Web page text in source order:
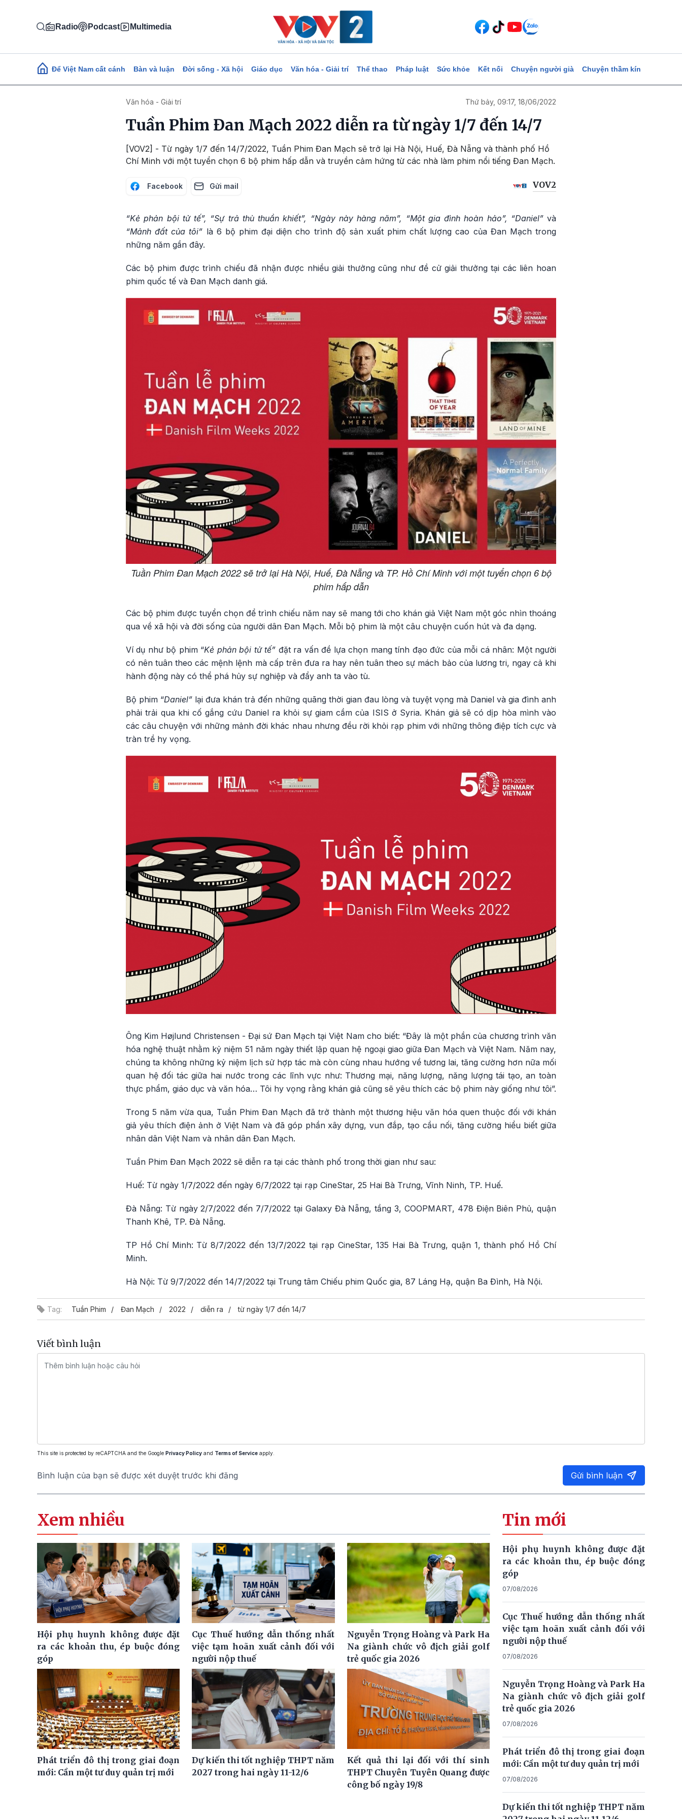
Radio Podcast Multimedia
Main navigation
Để Việt Nam cất cánh Bàn và luận Đời sống - Xã hội Giáo dục Văn hóa - Giải trí Thể thao Pháp luật Sức khỏe Kết nối Chuyện người già Chuyện thầm kín
Văn hóa - Giải trí Thứ bảy, 09:17, 18/06/2022
Tuần Phim Đan Mạch 2022 diễn ra từ ngày 1/7 đến 14/7
[VOV2] - Từ ngày 1/7 đến 14/7/2022, Tuần Phim Đan Mạch sẽ trở lại Hà Nội, Huế, Đà Nẵng và thành phố Hồ
Chí Minh với một tuyển chọn 6 bộ phim hấp dẫn và truyền cảm hứng từ các nhà làm phim nổi tiếng Đan Mạch.
Facebook Gửi mail VOV2
“Kẻ phản bội tử tế”, “Sự trả thù thuần khiết”, “Ngày này hàng năm”, “Một gia đình hoàn hảo”, “Daniel”và
“Mảnh đất của tôi” là 6 bộ phim đại diện cho trình độ sản xuất phim chất lượng cao của Đan Mạch trong
những năm gần đây.
Các bộ phim được trình chiếu đã nhận được nhiều giải thưởng cũng như đề cử giải thưởng tại các liên hoan
phim quốc tế và Đan Mạch danh giá.
Tuần Phim Đan Mạch 2022 sẽ trở lại Hà Nội, Huế, Đà Nẵng và TP. Hồ Chí Minh với một tuyển chọn 6 bộ
phim hấp dẫn
Các bộ phim được tuyển chọn để trình chiếu năm nay sẽ mang tới cho khán giả Việt Nam một góc nhìn thoáng
qua về xã hội và đời sống của người dân Đan Mạch. Mỗi bộ phim là một câu chuyện cuốn hút và đa dạng.
Ví dụ như bộ phim “Kẻ phản bội tử tế” đặt ra vấn đề lựa chọn mang tính đạo đức của mỗi cá nhân: Một người
có nên tuân theo các mệnh lệnh mà cấp trên đưa ra hay nên tuân theo sự mách bảo của lương tri, ngay cả khi
hành động này có thể phá hủy sự nghiệp và đẩy anh ta vào tù.
Bộ phim “Daniel” lại đưa khán trả đến những quãng thời gian đau lòng và tuyệt vọng mà Daniel và gia đình anh
phải trải qua khi cố gắng cứu Daniel ra khỏi sự giam cầm của ISIS ở Syria. Khán giả sẽ có dịp hòa mình vào
các câu chuyện với những mảnh đời khác nhau nhưng đều rời khỏi rạp phim với những thông điệp tích cực và
tràn trề hy vọng.
Ông Kim Højlund Christensen - Đại sứ Đan Mạch tại Việt Nam cho biết: “Đây là một phần của chương trình văn
hóa nghệ thuật nhằm kỷ niệm 51 năm ngày thiết lập quan hệ ngoại giao giữa Đan Mạch và Việt Nam. Năm nay,
chúng ta không những kỷ niệm lịch sử hợp tác mà còn cùng nhau hướng về tương lai, tăng cường hơn nữa mối
quan hệ đối tác giữa hai nước trong các lĩnh vực như: Thương mại, năng lượng, năng lượng tái tạo, an toàn
thực phẩm, giáo dục và văn hóa… Tôi hy vọng rằng khán giả cũng sẽ yêu thích các bộ phim này giống như tôi”.
Trong 5 năm vừa qua, Tuần Phim Đan Mạch đã trở thành một thương hiệu văn hóa quen thuộc đối với khán
giả yêu thích điện ảnh ở Việt Nam và đã góp phần xây dựng, vun đắp, tạo cầu nối, tăng cường hiểu biết giữa
nhân dân Việt Nam và nhân dân Đan Mạch.
Tuần Phim Đan Mạch 2022 sẽ diễn ra tại các thành phố trong thời gian như sau:
Huế: Từ ngày 1/7/2022 đến ngày 6/7/2022 tại rạp CineStar, 25 Hai Bà Trưng, Vĩnh Ninh, TP. Huế.
Đà Nẵng: Từ ngày 2/7/2022 đến 7/7/2022 tại Galaxy Đà Nẵng, tầng 3, COOPMART, 478 Điện Biên Phủ, quận
Thanh Khê, TP. Đà Nẵng.
TP Hồ Chí Minh: Từ 8/7/2022 đến 13/7/2022 tại rạp CineStar, 135 Hai Bà Trưng, quận 1, thành phố Hồ Chí
Minh.
Hà Nội: Từ 9/7/2022 đến 14/7/2022 tại Trung tâm Chiếu phim Quốc gia, 87 Láng Hạ, quận Ba Đình, Hà Nội.
Tag: Tuần Phim Đan Mạch 2022 diễn ra từ ngày 1/7 đến 14/7
Viết bình luận
This site is protected by reCAPTCHA and the Google Privacy Policy and Terms of Service apply.
Bình luận của bạn sẽ được xét duyệt trước khi đăng Gửi bình luận
Xem nhiều
Hội phụ huynh không được đặt
ra các khoản thu, ép buộc đóng
góp
Cục Thuế hướng dẫn thống nhất
việc tạm hoãn xuất cảnh đối với
người nộp thuế
Nguyễn Trọng Hoàng và Park Ha
Na giành chức vô địch giải golf
trẻ quốc gia 2026
Phát triển đô thị trong giai đoạn
mới: Cần một tư duy quản trị mới
Dự kiến thi tốt nghiệp THPT năm
2027 trong hai ngày 11-12/6
Kết quả thi lại đối với thí sinh
THPT Chuyên Tuyên Quang được
công bố ngày 19/8
Tin mới
Hội phụ huynh không được đặt
ra các khoản thu, ép buộc đóng
góp
07/08/2026
Cục Thuế hướng dẫn thống nhất
việc tạm hoãn xuất cảnh đối với
người nộp thuế
07/08/2026
Nguyễn Trọng Hoàng và Park Ha
Na giành chức vô địch giải golf
trẻ quốc gia 2026
07/08/2026
Phát triển đô thị trong giai đoạn
mới: Cần một tư duy quản trị mới
07/08/2026
Dự kiến thi tốt nghiệp THPT năm